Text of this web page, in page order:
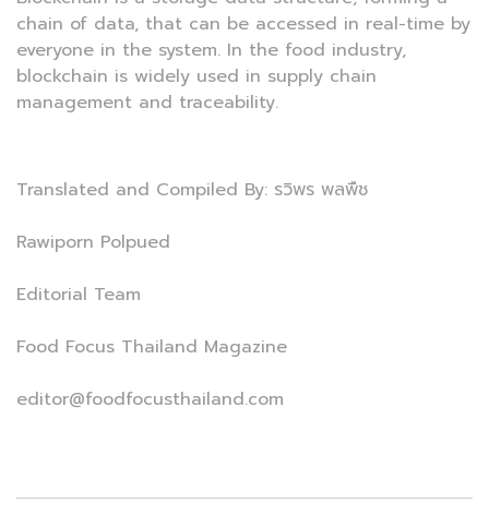
chain of data, that can be accessed in real-time by
everyone in the system. In the food industry,
blockchain is widely used in supply chain
management and traceability.
Translated and Compiled By: รวิพร พลพืช
Rawiporn Polpued
Editorial Team
Food Focus Thailand Magazine
editor@foodfocusthailand.com